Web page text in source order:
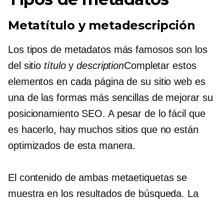
Metatítulo y metadescripción
Los tipos de metadatos más famosos son los
del sitio títuloydescriptionCompletar estos
elementos en cada página de su sitio web es
una de las formas más sencillas de mejorar su
posicionamiento SEO. A pesar de lo fácil que
es hacerlo, hay muchos sitios que no están
optimizados de esta manera.
El contenido de ambas metaetiquetas se
muestra en los resultados de búsqueda. La